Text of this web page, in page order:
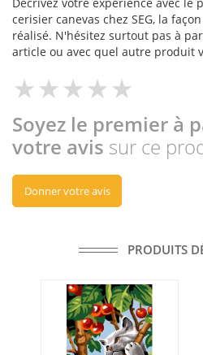
cerisier canevas chez SEG, la
réalisé. N'hésitez surtout pas à
article ou avec quel autre produit
Soyez le premier à
votre avis sur ce
Donner votre avis
PRODUITS